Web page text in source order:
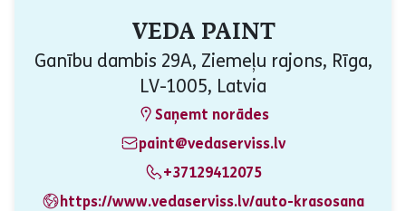
VEDA PAINT
Ganību dambis 29A, Ziemeļu rajons, Rīga,
LV-1005, Latvia
Saņemt norādes
paint@vedaserviss.lv
+37129412075
https://www.vedaserviss.lv/auto-krasosana